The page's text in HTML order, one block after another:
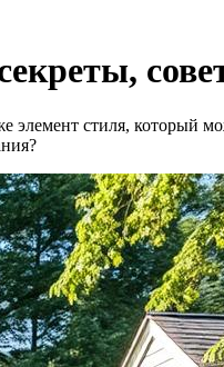
стиля, который